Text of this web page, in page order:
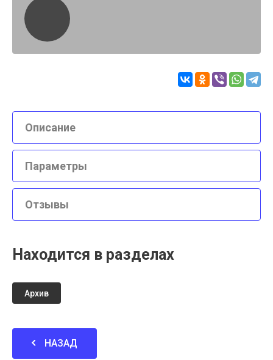
Описание
Параметры
Отзывы
Находится в разделах
Архив
НАЗАД